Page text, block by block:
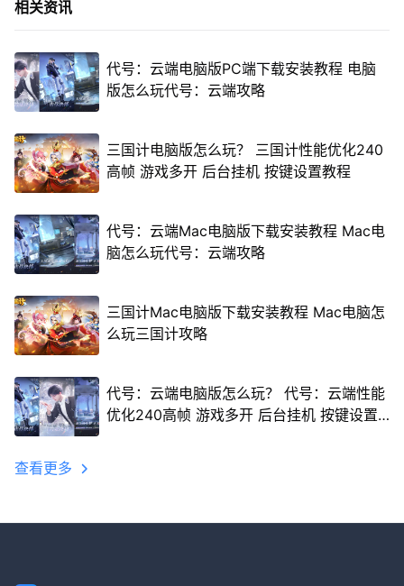
相关资讯
代号：云端电脑版PC端下载安装教程 电脑
版怎么玩代号：云端攻略
三国计电脑版怎么玩？ 三国计性能优化240
高帧 游戏多开 后台挂机 按键设置教程
代号：云端Mac电脑版下载安装教程 Mac电
脑怎么玩代号：云端攻略
三国计Mac电脑版下载安装教程 Mac电脑怎
么玩三国计攻略
代号：云端电脑版怎么玩？ 代号：云端性能
优化240高帧 游戏多开 后台挂机 按键设置
查看更多